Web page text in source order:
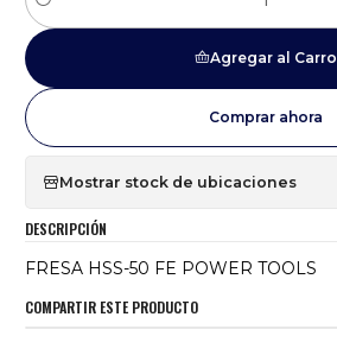
Cantidad
Agregar al Carro
Comprar ahora
Mostrar stock de ubicaciones
DESCRIPCIÓN
FRESA HSS-50 FE POWER TOOLS
COMPARTIR ESTE PRODUCTO